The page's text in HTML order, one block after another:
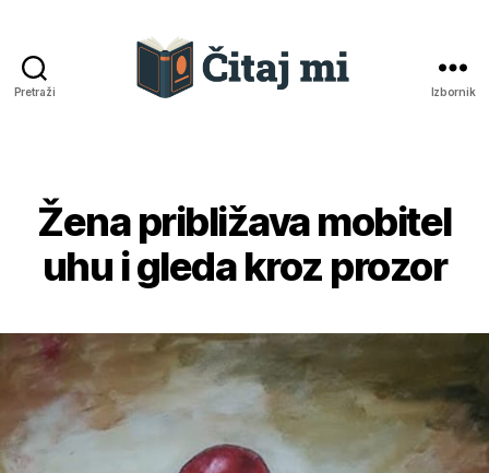
Pretraži Izbornik
Kategorije
Žena približava mobitel
uhu i gleda kroz prozor